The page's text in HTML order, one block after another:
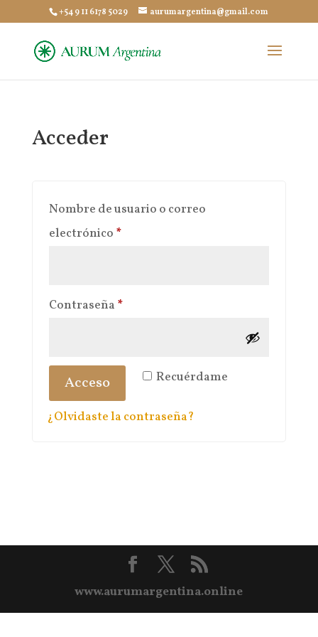
+54 9 11 6178 5029 aurumargentina@gmail.com
Acceder
Nombre de usuario o correo
electrónico *Obligatorio
Contraseña *Obligatorio
Recuérdame
Acceso
¿Olvidaste la contraseña?
www.aurumargentina.online